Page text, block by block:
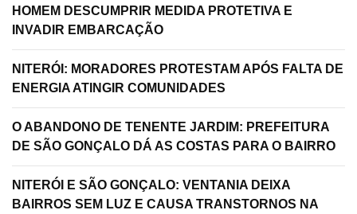
HOMEM DESCUMPRIR MEDIDA PROTETIVA E
INVADIR EMBARCAÇÃO
NITERÓI: MORADORES PROTESTAM APÓS FALTA DE
ENERGIA ATINGIR COMUNIDADES
O ABANDONO DE TENENTE JARDIM: PREFEITURA
DE SÃO GONÇALO DÁ AS COSTAS PARA O BAIRRO
NITERÓI E SÃO GONÇALO: VENTANIA DEIXA
BAIRROS SEM LUZ E CAUSA TRANSTORNOS NA